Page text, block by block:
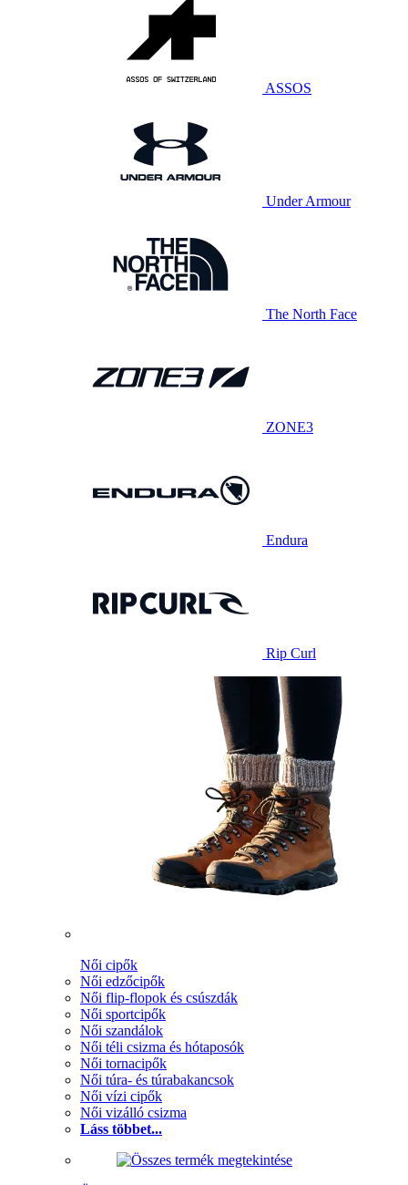
ASSOS
Under Armour
The North Face
ZONE3
Endura
Rip Curl
Női cipők
Női edzőcipők
Női flip-flopok és csúszdák
Női sportcipők
Női szandálok
Női téli csizma és hótaposók
Női tornacipők
Női túra- és túrabakancsok
Női vízi cipők
Női vizálló csizma
Láss többet...